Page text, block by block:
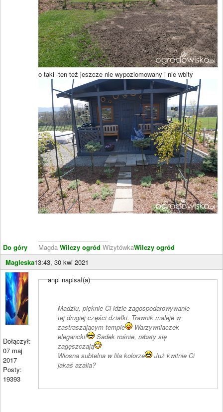
Do góry
o taki -ten też jeszcze nie wypoziomowany i nie wbity
Magda Wilczy ogród WizytówkaWilczy ogród
Magleska13:43, 30 kwi 2021
Dołączył:
07 maj
2017
Posty:
19393
anpi napisał(a)
Madziu, pięknie Ci idzie zagospodarowywanie
tej drugiej części działki. Trawnik maleje w
zastraszającym tempie
Warzywniaczek
elegancki!
Sadek rośnie, rabaty się
zagęszczają
Wiosna subtelna w lila kolorze
Już kwitnie Ci
jakaś azalia?